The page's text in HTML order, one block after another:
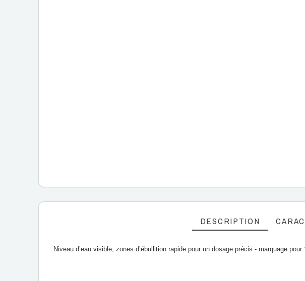
DESCRIPTION
Niveau d’eau visible, zones d’ébullition rapide pour un dosage précis - marquage